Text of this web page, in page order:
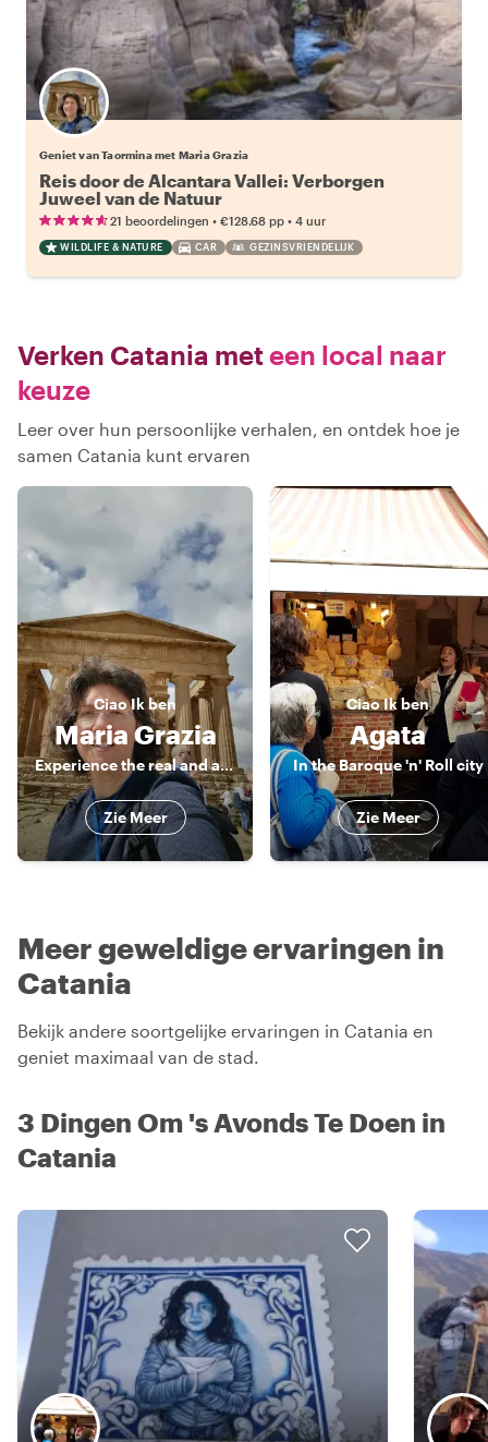
Geniet van Taormina met Maria Grazia
Reis door de Alcantara Vallei: Verborgen
Juweel van de Natuur
21 beoordelingen • €128.68 pp • 4 uur
WILDLIFE & NATURE CAR GEZINSVRIENDELIJK
Verken Catania meteen local naar
keuze
Leer over hun persoonlijke verhalen, en ontdek hoe je
samen Catania kunt ervaren
CiaoIk ben
Maria Grazia
Experience the real and authentic Sicily
Zie Meer
CiaoIk ben
Agata
In the Baroque 'n' Roll city
Zie Meer
Meer geweldige ervaringen in
Catania
Bekijk andere soortgelijke ervaringen in Catania en
geniet maximaal van de stad.
3 Dingen Om 's Avonds Te Doen in
Catania